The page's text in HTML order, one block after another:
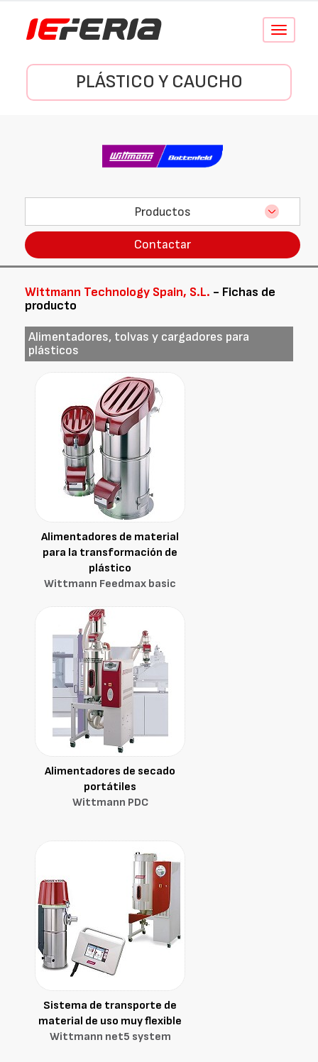
Conmutar
PLÁSTICO Y CAUCHO
Productos
Contactar
Wittmann Technology Spain, S.L. - Fichas de
producto
Alimentadores, tolvas y cargadores para
plásticos
Alimentadores de material
para la transformación de
plástico
Wittmann Feedmax basic
Alimentadores de secado
portátiles
Wittmann PDC
Sistema de transporte de
material de uso muy flexible
Wittmann net5 system